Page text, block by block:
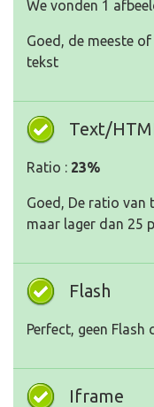
We vonden 1
Goed, de meeste
tekst
Text/
Ratio : 23%
Goed, De ratio van
maar lager dan 25
Flash
Perfect, geen
Iframe